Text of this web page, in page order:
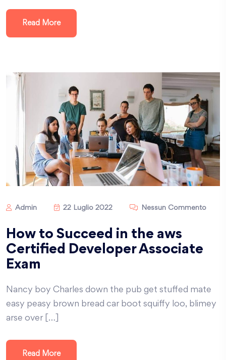
Read More
Admin 22 Luglio 2022 Nessun Commento
How to Succeed in the aws
Certified Developer Associate
Exam
Nancy boy Charles down the pub get stuffed mate
easy peasy brown bread car boot squiffy loo, blimey
arse over […]
Read More